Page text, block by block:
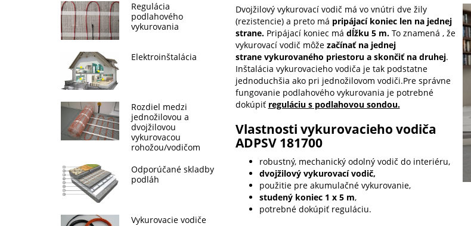
Dvojžilový vykurovací vodič má vo vnútri dve žily
(rezistencie) a preto má pripájací koniec len na jednej
strane. Pripájací koniec má dĺžku 5 m. To znamená , že
vykurovací vodič môže začínať na jednej
strane vykurovaného priestoru a skončiť na druhej.
Inštalácia vykurovacieho vodiča je tak podstatne
jednoduchšia ako pri jednožilovom vodiči.Pre správne
fungovanie podlahového vykurovania je potrebné
dokúpiť reguláciu s podlahovou sondou.
Vlastnosti vykurovacieho vodiča
ADPSV 181700
robustný, mechanický odolný vodič do interiéru,
dvojžilový vykurovací vodič,
použitie pre akumulačné vykurovanie,
studený koniec 1 x 5 m,
potrebné dokúpiť reguláciu.
Regulácia
podlahového
vykurovania
Elektroinštalácia
Rozdiel medzi
jednožilovou a
dvojžilovou
vykurovacou
rohožou/vodičom
Odporúčané skladby
podláh
Vykurovacie vodiče